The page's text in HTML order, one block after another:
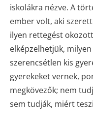
iskolákra nézve. A
ember volt, aki
ilyen rettegést
elképzelhetjük,
szerencsétlen kis
gyerekeket vernek,
megkövezők; nem
sem tudják, miért